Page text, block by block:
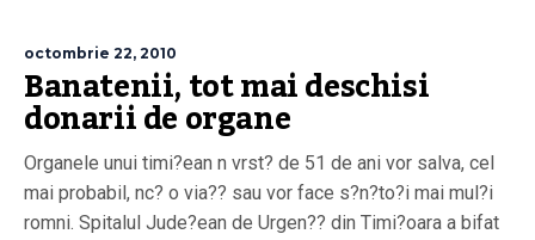
octombrie 22, 2010
Banatenii, tot mai deschisi
donarii de organe
Organele unui timi?ean n vrst? de 51 de ani vor salva, cel
mai probabil, nc? o via?? sau vor face s?n?to?i mai mul?i
romni. Spitalul Jude?ean de Urgen?? din Timi?oara a bifat